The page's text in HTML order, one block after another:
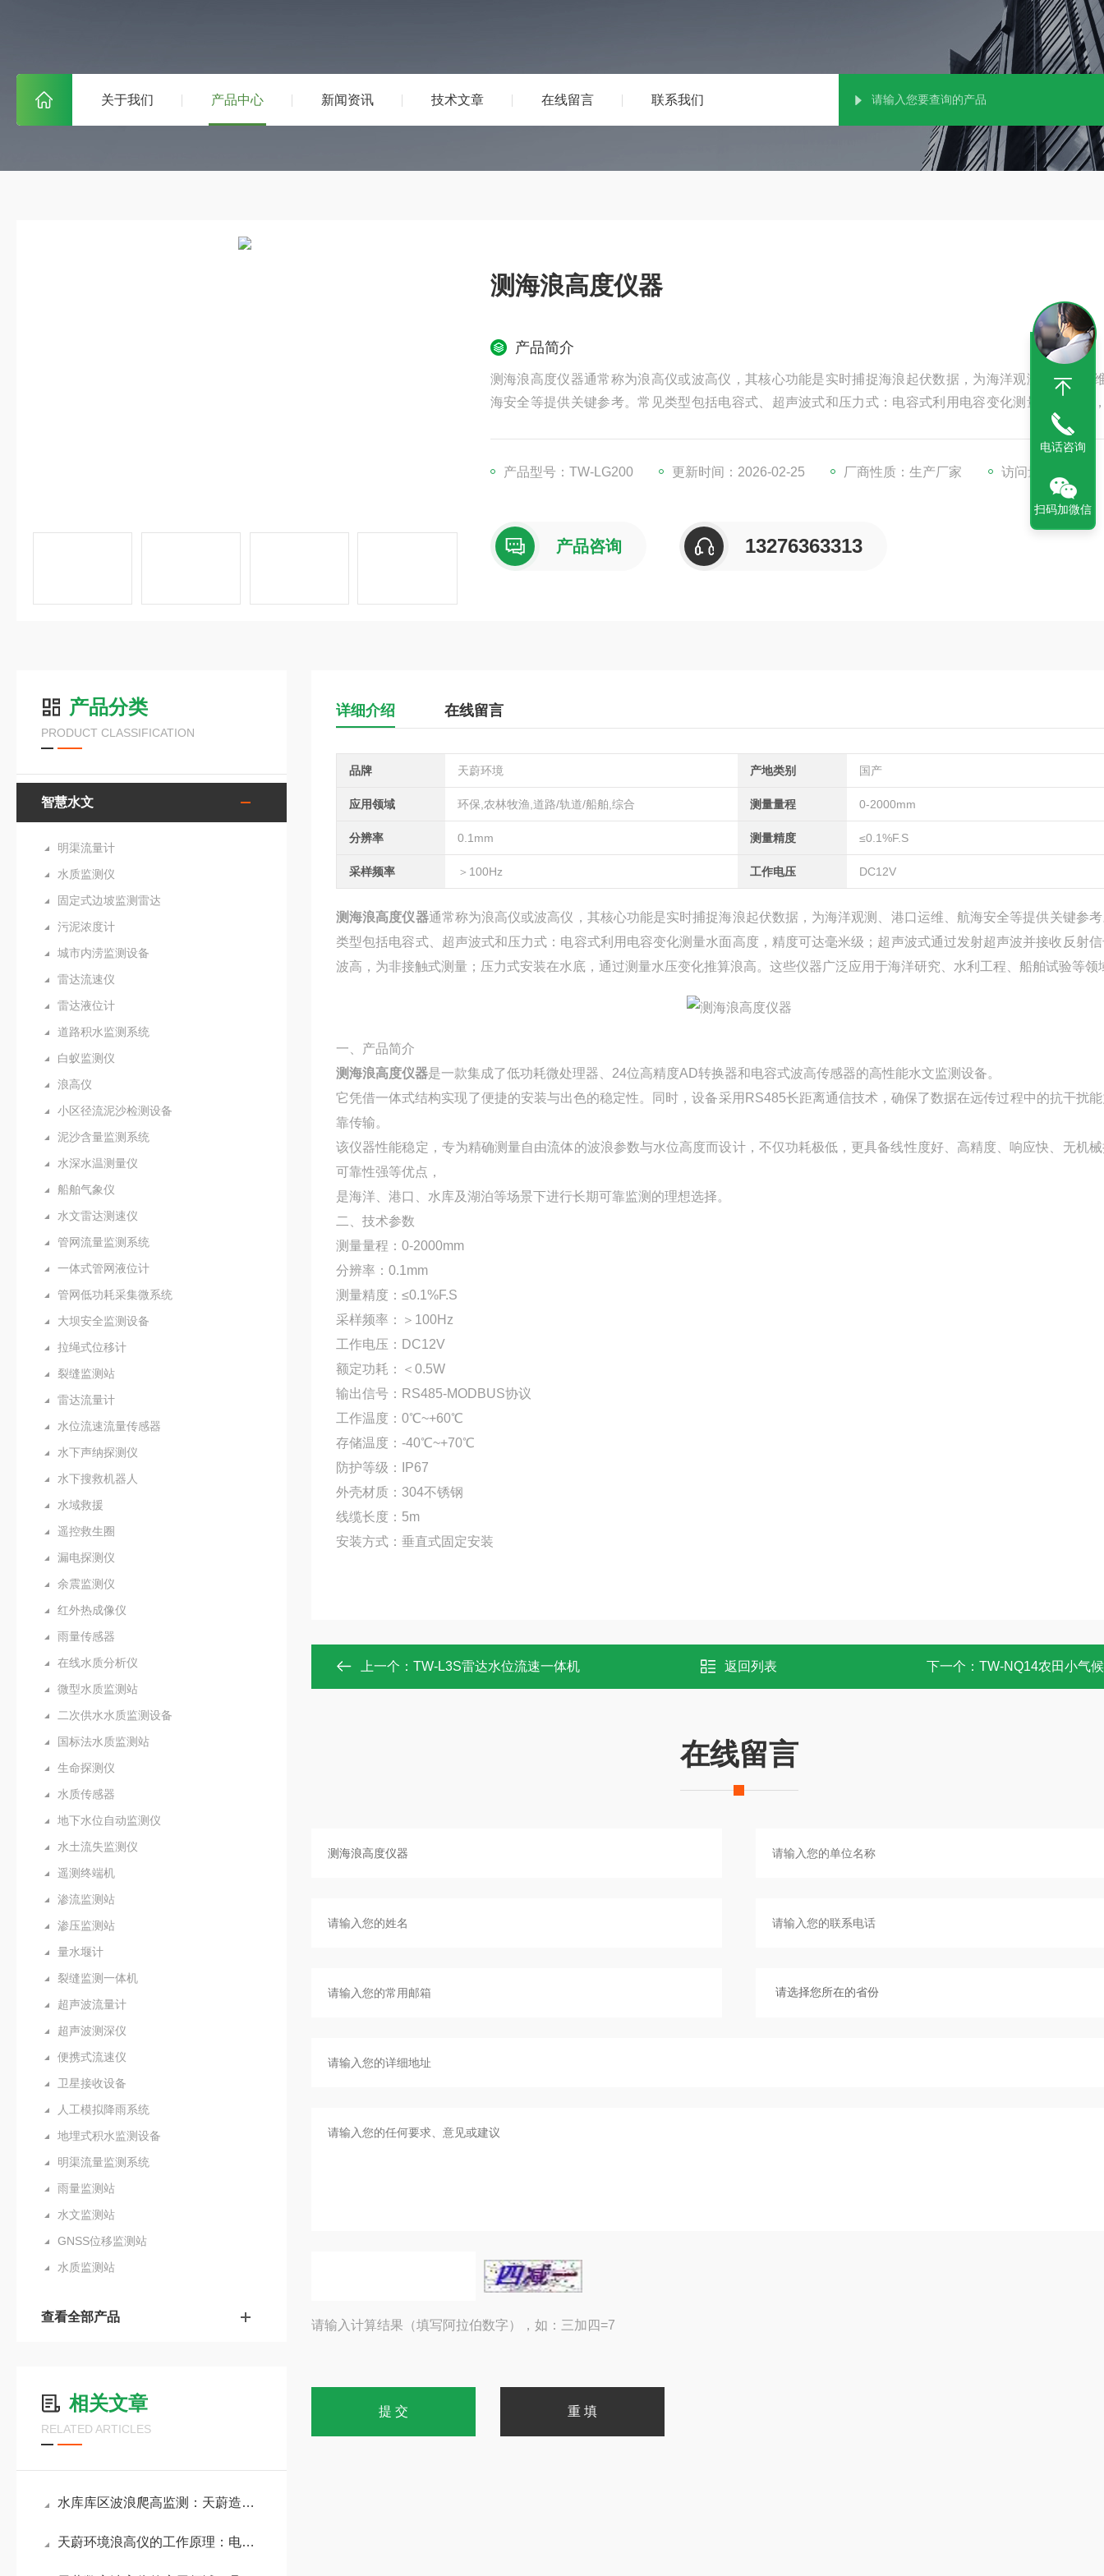
关于我们 产品中心 新闻资讯 技术文章 在线留言 联系我们
测海浪高度仪器
产品简介
测海浪高度仪器通常称为浪高仪或波高仪，其核心功能是实时捕捉海浪起伏数据，为海洋观测、港口运
海安全等提供关键参考。常见类型包括电容式、超声波式和压力式：电容式利用电容变化测量水面高度
可达毫米级；超声波式通过发射超声波并接收反射信号计算波高，为非接触式测量；压力式安装在水底
产品型号：TW-LG200
更新时间：2026-02-25 厂商性质：生产厂家 访问量：329
产品咨询 13276363313
产品分类
PRODUCT CLASSIFICATION
智慧水文
明渠流量计
水质监测仪
固定式边坡监测雷达
污泥浓度计
城市内涝监测设备
雷达流速仪
雷达液位计
道路积水监测系统
白蚁监测仪
浪高仪
小区径流泥沙检测设备
泥沙含量监测系统
水深水温测量仪
船舶气象仪
水文雷达测速仪
管网流量监测系统
一体式管网液位计
管网低功耗采集微系统
大坝安全监测设备
拉绳式位移计
裂缝监测站
雷达流量计
水位流速流量传感器
水下声纳探测仪
水下搜救机器人
水域救援
遥控救生圈
漏电探测仪
余震监测仪
红外热成像仪
雨量传感器
在线水质分析仪
微型水质监测站
二次供水水质监测设备
国标法水质监测站
生命探测仪
水质传感器
地下水位自动监测仪
水土流失监测仪
遥测终端机
渗流监测站
渗压监测站
量水堰计
裂缝监测一体机
超声波流量计
超声波测深仪
便携式流速仪
卫星接收设备
人工模拟降雨系统
地埋式积水监测设备
明渠流量监测系统
雨量监测站
水文监测站
GNSS位移监测站
水质监测站
查看全部产品
相关文章
RELATED ARTICLES
水库库区波浪爬高监测：天蔚造波水池波浪测量仪为大坝防浪设计提供数据支撑
天蔚环境浪高仪的工作原理：电容式传感器非接触测量，避免机械磨损
详细介绍 在线留言
品牌 天蔚环境 产地类别 国产
应用领域 环保,农林牧渔,道路/轨道/船舶,综合 测量量程 0-2000mm
分辨率 0.1mm 测量精度 ≤0.1%F.S
采样频率 ＞100Hz 工作电压 DC12V
测海浪高度仪器通常称为浪高仪或波高仪，其核心功能是实时捕捉海浪起伏数据，为海洋观测、港口运维、航海安全等提供关键参
类型包括电容式、超声波式和压力式：电容式利用电容变化测量水面高度，精度可达毫米级；超声波式通过发射超声波并接收反射
波高，为非接触式测量；压力式安装在水底，通过测量水压变化推算浪高。这些仪器广泛应用于海洋研究、水利工程、船舶试验等领
一、产品简介
测海浪高度仪器是一款集成了低功耗微处理器、24位高精度AD转换器和电容式波高传感器的高性能水文监测设备。
它凭借一体式结构实现了便捷的安装与出色的稳定性。同时，设备采用RS485长距离通信技术，确保了数据在远传过程中的抗干扰
靠传输。
该仪器性能稳定，专为精确测量自由流体的波浪参数与水位高度而设计，不仅功耗极低，更具备线性度好、高精度、响应快、无机
可靠性强等优点，
是海洋、港口、水库及湖泊等场景下进行长期可靠监测的理想选择。
二、技术参数
测量量程：0-2000mm
分辨率：0.1mm
测量精度：≤0.1%F.S
采样频率：＞100Hz
工作电压：DC12V
额定功耗：＜0.5W
输出信号：RS485-MODBUS协议
工作温度：0℃~+60℃
存储温度：-40℃~+70℃
防护等级：IP67
外壳材质：304不锈钢
线缆长度：5m
安装方式：垂直式固定安装
上一个： TW-L3S雷达水位流速一体机 返回列表 下一个： TW-NQ14农田小气
在线留言
请输入计算结果（填写阿拉伯数字），如：三加四=7
电话咨询
扫码加微信